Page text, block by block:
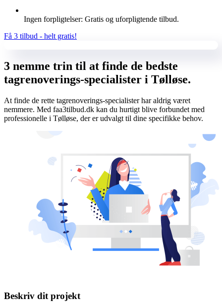
Ingen forpligtelser: Gratis og uforpligtende tilbud.
Få 3 tilbud - helt gratis!
3 nemme trin til at finde de bedste
tagrenoverings-specialister i Tølløse.
At finde de rette tagrenoverings-specialister har aldrig været
nemmere. Med faa3tilbud.dk kan du hurtigt blive forbundet med
professionelle i Tølløse, der er udvalgt til dine specifikke behov.
Beskriv dit projekt